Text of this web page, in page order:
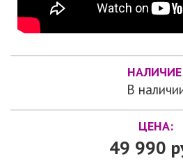
В
ЦЕНА:
49 990